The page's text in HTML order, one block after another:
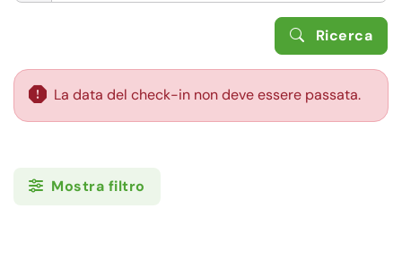
Ricerca
La data del check-in non deve essere passata.
Mostra filtro